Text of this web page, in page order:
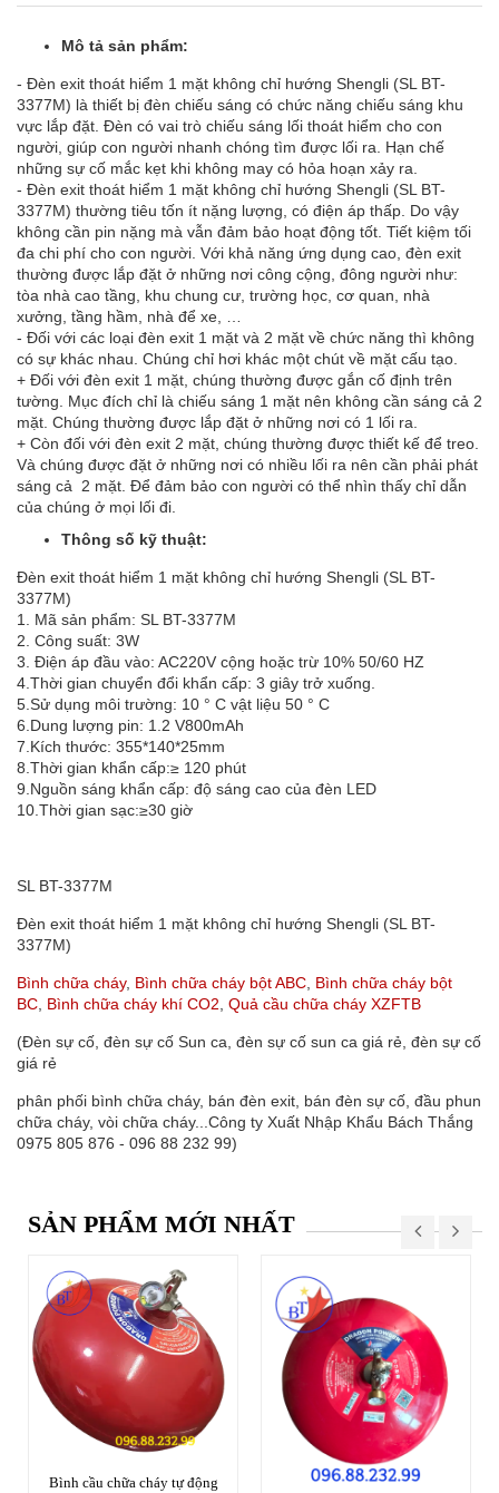
Mô tả sản phẩm:
- Đèn exit thoát hiểm 1 mặt không chỉ hướng Shengli (SL BT-
3377M) là thiết bị đèn chiếu sáng có chức năng chiếu sáng khu
vực lắp đặt. Đèn có vai trò chiếu sáng lối thoát hiểm cho con
người, giúp con người nhanh chóng tìm được lối ra. Hạn chế
những sự cố mắc kẹt khi không may có hỏa hoạn xảy ra.
- Đèn exit thoát hiểm 1 mặt không chỉ hướng Shengli (SL BT-
3377M) thường tiêu tốn ít nặng lượng, có điện áp thấp. Do vậy
không cần pin nặng mà vẫn đảm bảo hoạt động tốt. Tiết kiệm tối
đa chi phí cho con người. Với khả năng ứng dụng cao, đèn exit
thường được lắp đặt ở những nơi công cộng, đông người như:
tòa nhà cao tầng, khu chung cư, trường học, cơ quan, nhà
xưởng, tầng hầm, nhà để xe, …
- Đối với các loại đèn exit 1 mặt và 2 mặt về chức năng thì không
có sự khác nhau. Chúng chỉ hơi khác một chút về mặt cấu tạo.
+ Đối với đèn exit 1 mặt, chúng thường được gắn cố định trên
tường. Mục đích chỉ là chiếu sáng 1 mặt nên không cần sáng cả 2
mặt. Chúng thường được lắp đặt ở những nơi có 1 lối ra.
+ Còn đối với đèn exit 2 mặt, chúng thường được thiết kế để treo.
Và chúng được đặt ở những nơi có nhiều lối ra nên cần phải phát
sáng cả 2 mặt. Để đảm bảo con người có thể nhìn thấy chỉ dẫn
của chúng ở mọi lối đi.
Thông số kỹ thuật:
Đèn exit thoát hiểm 1 mặt không chỉ hướng Shengli (SL BT-
3377M)
1. Mã sản phẩm: SL BT-3377M
2. Công suất: 3W
3. Điện áp đầu vào: AC220V cộng hoặc trừ 10% 50/60 HZ
4.Thời gian chuyển đổi khẩn cấp: 3 giây trở xuống.
5.Sử dụng môi trường: 10 ° C vật liệu 50 ° C
6.Dung lượng pin: 1.2 V800mAh
7.Kích thước: 355*140*25mm
8.Thời gian khẩn cấp:≥ 120 phút
9.Nguồn sáng khẩn cấp: độ sáng cao của đèn LED
10.Thời gian sạc:≥30 giờ
SL BT-3377M
Đèn exit thoát hiểm 1 mặt không chỉ hướng Shengli (SL BT-
3377M)
Bình chữa cháy, Bình chữa cháy bột ABC, Bình chữa cháy bột
BC, Bình chữa cháy khí CO2, Quả cầu chữa cháy XZFTB
(Đèn sự cố, đèn sự cố Sun ca, đèn sự cố sun ca giá rẻ, đèn sự cố
giá rẻ
phân phối bình chữa cháy, bán đèn exit, bán đèn sự cố, đầu phun
chữa cháy, vòi chữa cháy...Công ty Xuất Nhập Khẩu Bách Thắng
0975 805 876 - 096 88 232 99)
SẢN PHẨM MỚI NHẤT
Bình cầu chữa cháy tự động